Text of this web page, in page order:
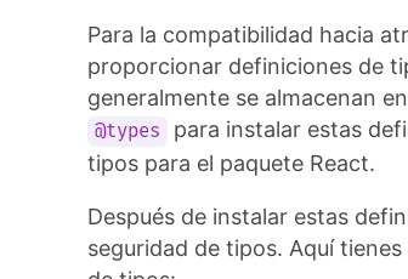
Para la compatibilidad hacia
proporcionar definiciones de
generalmente se almacenan
@types para instalar estas
tipos para el paquete React.
Después de instalar estas
seguridad de tipos. Aquí